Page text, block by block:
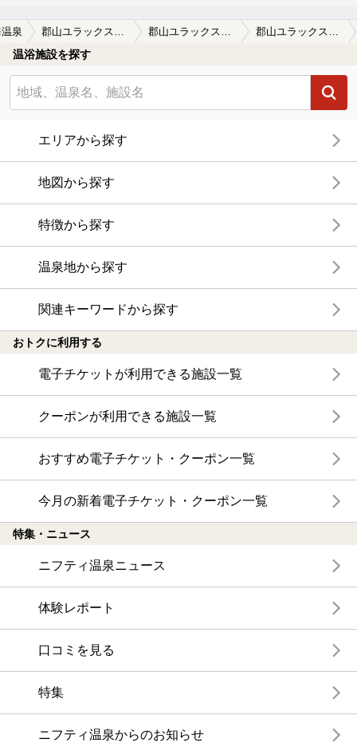
泉
温浴施設を探す
エリアから探す
地図から探す
特徴から探す
温泉地から探す
関連キーワードから探す
おトクに利用する
電子チケットが利用できる施設一覧
クーポンが利用できる施設一覧
おすすめ電子チケット・クーポン一覧
今月の新着電子チケット・クーポン一覧
特集・ニュース
ニフティ温泉ニュース
体験レポート
口コミを見る
特集
ニフティ温泉からのお知らせ